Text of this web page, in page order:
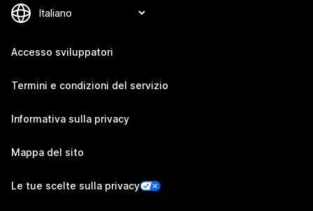
Accesso sviluppatori
Termini e condizioni del servizio
Informativa sulla privacy
Mappa del sito
Le tue scelte sulla privacy